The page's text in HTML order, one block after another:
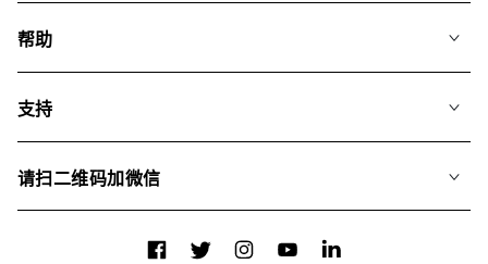
搜索
专辑
帮助
我们如何运用AI
支持
关于我们
请扫二维码加微信
FacebookTwitterInstagramYouTubeLinkedIn